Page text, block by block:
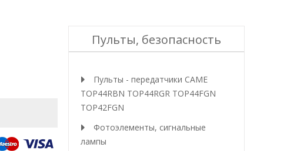
Пульты, безопасность
Пульты - передатчики CAME
TOP44RBN TOP44RGR TOP44FGN
TOP42FGN
Фотоэлементы, сигнальные
лампы